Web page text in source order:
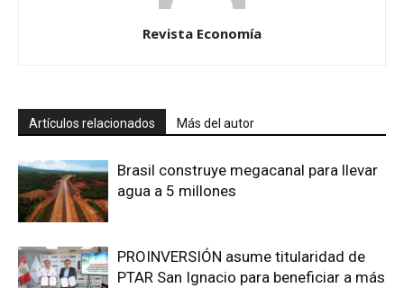
Revista Economía
Artículos relacionados Más del autor
Brasil construye megacanal para llevar
agua a 5 millones
PROINVERSIÓN asume titularidad de
PTAR San Ignacio para beneficiar a más